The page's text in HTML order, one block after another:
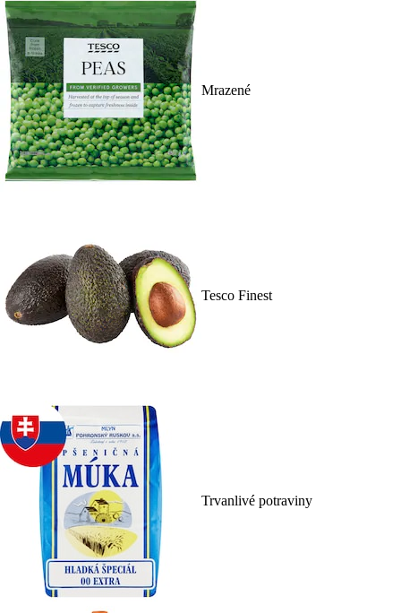
Mrazené
Tesco Finest
Trvanlivé potraviny